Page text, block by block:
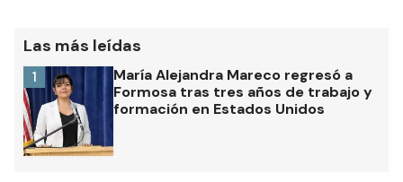
Las más leídas
María Alejandra Mareco regresó a
Formosa tras tres años de trabajo y
formación en Estados Unidos
1